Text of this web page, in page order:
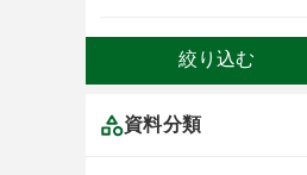
資料分類